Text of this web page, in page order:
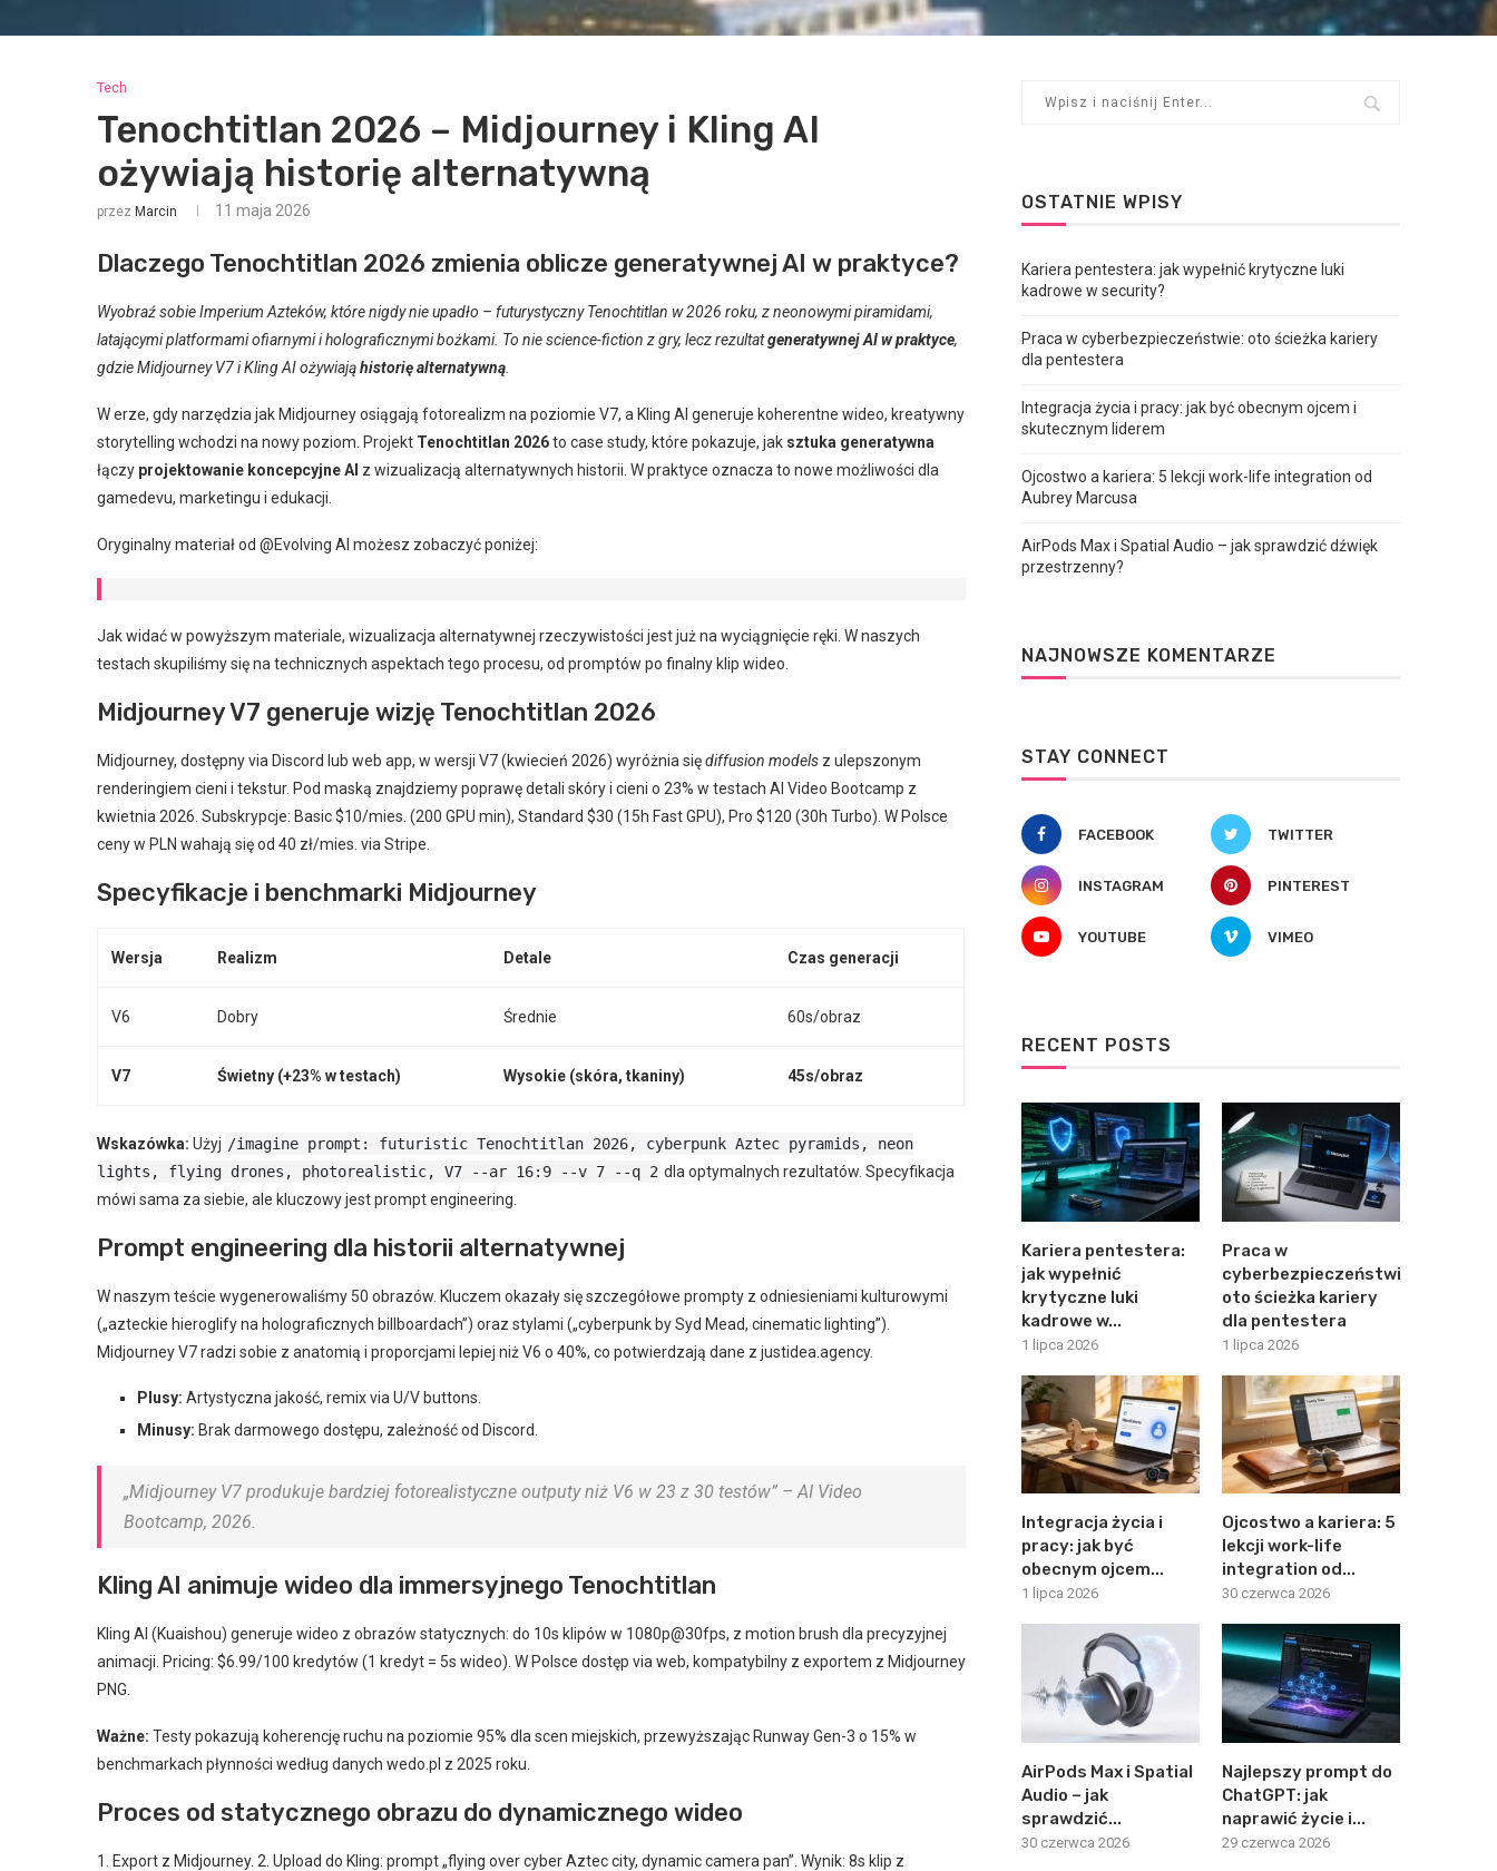
Tech
Tenochtitlan 2026 – Midjourney i Kling AI
ożywiają historię alternatywną
przez Marcin 11 maja 2026
Dlaczego Tenochtitlan 2026 zmienia oblicze generatywnej AI w praktyce?
Wyobraź sobie Imperium Azteków, które nigdy nie upadło – futurystyczny Tenochtitlan w 2026 roku, z neonowymi piramidami,
latającymi platformami ofiarnymi i holograficznymi bożkami. To nie science-fiction z gry, lecz rezultatgeneratywnej AI w praktyce,
gdzie Midjourney V7 i Kling AI ożywiająhistorię alternatywną
W erze, gdy narzędzia jak Midjourney osiągają fotorealizm na poziomie V7, a Kling AI generuje koherentne wideo, kreatywny
storytelling wchodzi na nowy poziom. Projekt Tenochtitlan 2026to case study, które pokazuje, jak sztuka generatywna
łączy projektowanie koncepcyjne AI z wizualizacją alternatywnych historii. W praktyce oznacza to nowe możliwości dla
gamedevu, marketingu i edukacji.
Oryginalny materiał od @Evolving AI możesz zobaczyć poniżej:
Jak widać w powyższym materiale, wizualizacja alternatywnej rzeczywistości jest już na wyciągnięcie ręki. W naszych
testach skupiliśmy się na technicznych aspektach tego procesu, od promptów po finalny klip wideo.
Midjourney V7 generuje wizję Tenochtitlan 2026
Midjourney, dostępny via Discord lub web app, w wersji V7 (kwiecień 2026) wyróżnia siędiffusion models z ulepszonym
renderingiem cieni i tekstur. Pod maską znajdziemy poprawę detali skóry i cieni o 23% w testach AI Video Bootcamp z
kwietnia 2026. Subskrypcje: Basic $10/mies. (200 GPU min), Standard $30 (15h Fast GPU), Pro $120 (30h Turbo). W Polsce
ceny w PLN wahają się od 40 zł/mies. via Stripe.
Specyfikacje i benchmarki Midjourney
Wersja Realizm Detale Czas generacji
V6 Dobry Średnie 60s/obraz
V7 Świetny (+23% w testach) Wysokie (skóra, tkaniny) 45s/obraz
Wskazówka: Użyj /imagine prompt: futuristic Tenochtitlan 2026, cyberpunk Aztec pyramids, neon
lights, flying drones, photorealistic, V7 --ar 16:9 --v 7 --q 2 dla optymalnych rezultatów. Specyfikacja
mówi sama za siebie, ale kluczowy jest prompt engineering.
Prompt engineering dla historii alternatywnej
W naszym teście wygenerowaliśmy 50 obrazów. Kluczem okazały się szczegółowe prompty z odniesieniami kulturowymi
(„azteckie hieroglify na holograficznych billboardach”) oraz stylami („cyberpunk by Syd Mead, cinematic lighting”).
Midjourney V7 radzi sobie z anatomią i proporcjami lepiej niż V6 o 40%, co potwierdzają dane z justidea.agency.
Plusy: Artystyczna jakość, remix via U/V buttons.
Minusy: Brak darmowego dostępu, zależność od Discord.
„Midjourney V7 produkuje bardziej fotorealistyczne outputy niż V6 w 23 z 30 testów” – AI Video
Bootcamp, 2026.
Kling AI animuje wideo dla immersyjnego Tenochtitlan
Kling AI (Kuaishou) generuje wideo z obrazów statycznych: do 10s klipów w 1080p@30fps, z motion brush dla precyzyjnej
animacji. Pricing: $6.99/100 kredytów (1 kredyt = 5s wideo). W Polsce dostęp via web, kompatybilny z exportem z Midjourney
PNG.
Ważne: Testy pokazują koherencję ruchu na poziomie 95% dla scen miejskich, przewyższając Runway Gen-3 o 15% w
benchmarkach płynności według danych wedo.pl z 2025 roku.
Proces od statycznego obrazu do dynamicznego wideo
1. Export z Midjourney. 2. Upload do Kling: prompt „flying over cyber Aztec city, dynamic camera pan”. Wynik: 8s klip z
OSTATNIE WPISY
Kariera pentestera: jak wypełnić krytyczne luki
kadrowe w security?
Praca w cyberbezpieczeństwie: oto ścieżka kariery
dla pentestera
Integracja życia i pracy: jak być obecnym ojcem i
skutecznym liderem
Ojcostwo a kariera: 5 lekcji work-life integration od
Aubrey Marcusa
AirPods Max i Spatial Audio – jak sprawdzić dźwięk
przestrzenny?
NAJNOWSZE KOMENTARZE
STAY CONNECT
FACEBOOK TWITTER
INSTAGRAM PINTEREST
YOUTUBE VIMEO
RECENT POSTS
Kariera pentestera:
jak wypełnić
krytyczne luki
kadrowe w...
1 lipca 2026
Praca w
cyberbezpieczeństwie:
oto ścieżka kariery
dla pentestera
1 lipca 2026
Integracja życia i
pracy: jak być
obecnym ojcem...
1 lipca 2026
Ojcostwo a kariera: 5
lekcji work-life
integration od...
30 czerwca 2026
AirPods Max i Spatial
Audio – jak
sprawdzić...
30 czerwca 2026
Najlepszy prompt do
ChatGPT: jak
naprawić życie i...
29 czerwca 2026